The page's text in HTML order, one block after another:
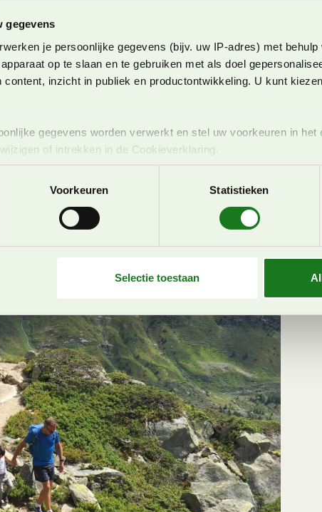
gegevens
je persoonlijke gegevens (bijv. uw IP-adres) met behulp
op te slaan en te gebruiken met als doel
content, inzicht in publiek en productontwikkeling. U kunt
gegevens worden verwerkt en stel uw voorkeuren in het
of intrekken in de Cookieverklaring.
en advertenties te personaliseren, om functies voor social
Deze partners kunnen deze gegevens combineren met andere
Voorkeuren Statistieken
Selectie toestaan
maken? Begin dan echt eenvoudig en kies
Je kunt ook starten met een
om eens te kijken hoe het gaat.
deel met de kabelbaan kunt doen en je tocht
regio kan je wel een mooie dagtocht maken
een aantal specifieke tips voor huttentochten
om wat meer kilometers te maken? Dan is een
we schreven een apart blog hierover,